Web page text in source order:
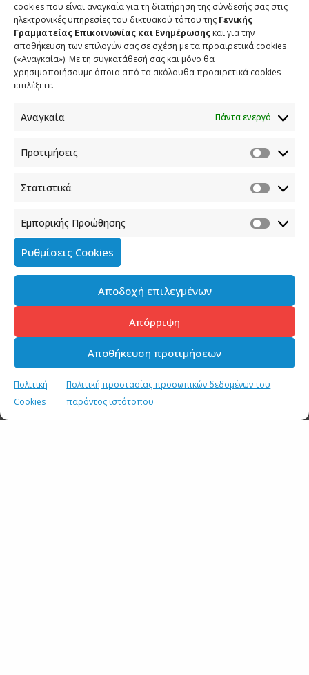
cookies που είναι αναγκαία για τη διατήρηση της σύνδεσής σας στις
ηλεκτρονικές υπηρεσίες του δικτυακού τόπου της Γενικής
Γραμματείας Επικοινωνίας και Ενημέρωσης και για την
αποθήκευση των επιλογών σας σε σχέση με τα προαιρετικά cookies
(«Αναγκαία»). Με τη συγκατάθεσή σας και μόνο θα
χρησιμοποιήσουμε όποια από τα ακόλουθα προαιρετικά cookies
επιλέξετε.
Αναγκαία Πάντα ενεργό
Προτιμήσεις
Στατιστικά
Εμπορικής Προώθησης
Ρυθμίσεις Cookies
Αποδοχή επιλεγμένων
Απόρριψη
Αποθήκευση προτιμήσεων
Πολιτική
Cookies
Πολιτική προστασίας προσωπικών δεδομένων του
παρόντος ιστότοπου